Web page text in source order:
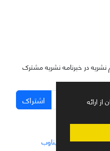
ارائه
نشریه در خبرنامه نشریه مشترک
اشتراک
پیاده سازی از سیناوب